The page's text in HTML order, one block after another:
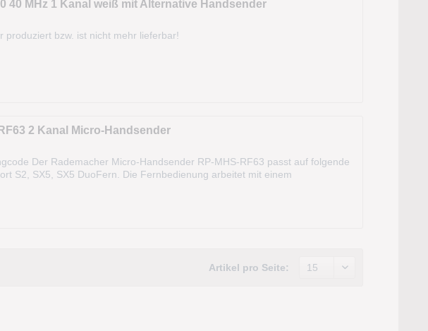
40 MHz 1 Kanal weiß mit Alternative Handsender
produziert bzw. ist nicht mehr lieferbar!
2 Kanal Micro-Handsender
Der Rademacher Micro-Handsender RP-MHS-RF63 passt auf folgende
S2, SX5, SX5 DuoFern. Die Fernbedienung arbeitet mit einem
Artikel pro Seite: